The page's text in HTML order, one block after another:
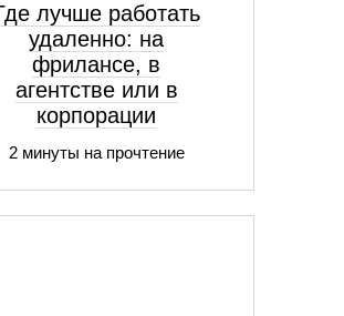
лучше работать
удаленно: на
фрилансе, в
агентстве или в
корпорации
2 минуты на прочтение